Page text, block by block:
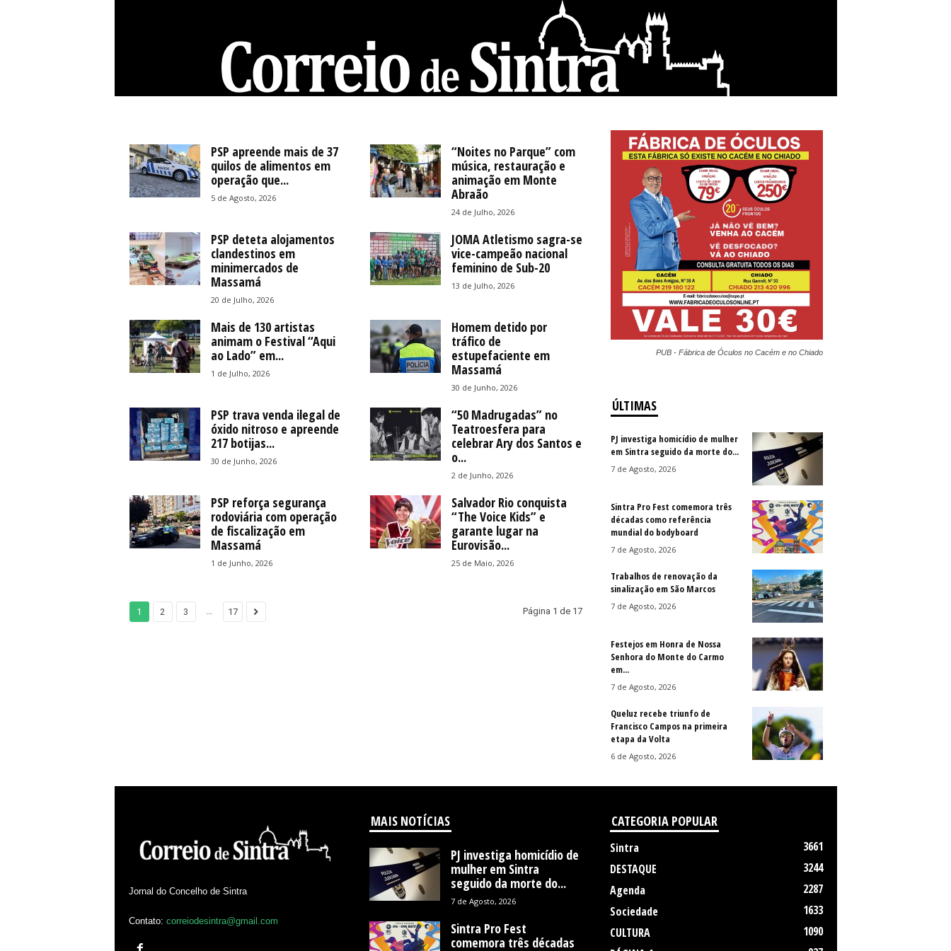
PSP apreende mais de 37
quilos de alimentos em
operação que...
5 de Agosto, 2026
“Noites no Parque” com
música, restauração e
animação em Monte
Abraão
24 de Julho, 2026
PSP deteta alojamentos
clandestinos em
minimercados de
Massamá
20 de Julho, 2026
JOMA Atletismo sagra-se
vice-campeão nacional
feminino de Sub-20
13 de Julho, 2026
Mais de 130 artistas
animam o Festival “Aqui
ao Lado” em...
1 de Julho, 2026
Homem detido por
tráfico de
estupefaciente em
Massamá
30 de Junho, 2026
PSP trava venda ilegal de
óxido nitroso e apreende
217 botijas...
30 de Junho, 2026
“50 Madrugadas” no
Teatroesfera para
celebrar Ary dos Santos e
o...
2 de Junho, 2026
PSP reforça segurança
rodoviária com operação
de fiscalização em
Massamá
1 de Junho, 2026
Salvador Rio conquista
“The Voice Kids” e
garante lugar na
Eurovisão...
25 de Maio, 2026
1 2 3 ... 17 Página 1 de 17
PUB - Fábrica de Óculos no Cacém e no Chiado
ÚLTIMAS
PJ investiga homicídio de mulher
em Sintra seguido da morte do...
7 de Agosto, 2026
Sintra Pro Fest comemora três
décadas como referência
mundial do bodyboard
7 de Agosto, 2026
Trabalhos de renovação da
sinalização em São Marcos
7 de Agosto, 2026
Festejos em Honra de Nossa
Senhora do Monte do Carmo
em...
7 de Agosto, 2026
Queluz recebe triunfo de
Francisco Campos na primeira
etapa da Volta
6 de Agosto, 2026
Jornal do Concelho de Sintra
Contato: correiodesintra@gmail.com
MAIS NOTÍCIAS
PJ investiga homicídio de
mulher em Sintra
seguido da morte do...
7 de Agosto, 2026
Sintra Pro Fest
comemora três décadas
CATEGORIA POPULAR
Sintra
3661
DESTAQUE
3244
Agenda
2287
Sociedade
1633
CULTURA
1090